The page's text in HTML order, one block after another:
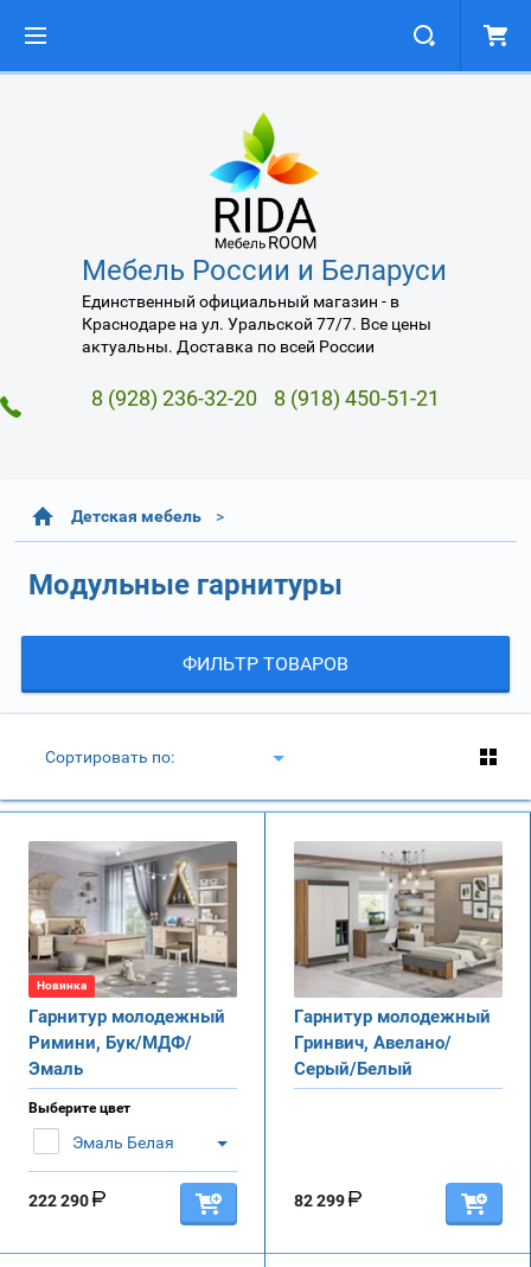
Мебель России и Беларуси
Единственный официальный магазин - в
Краснодаре на ул. Уральской 77/7. Все цены
актуальны. Доставка по всей России
8 (928) 236-32-20 8 (918) 450-51-21
Детская мебель
Модульные гарнитуры
ФИЛЬТР ТОВАРОВ
Сортировать по:
Новинка
Гарнитур молодежный
Римини, Бук/МДФ/
Эмаль
Выберите цвет
Эмаль Белая
222 290
Гарнитур молодежный
Гринвич, Авелано/
Серый/Белый
82 299